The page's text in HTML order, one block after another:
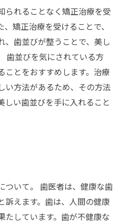
られることなく矯正治療を受
矯正治療を受けることで、
、歯並びが整うことで、美し
歯並びを気にされている方
ことをおすすめします。治療
い方法があるため、その方法
しい歯並びを手に入れること
ついて。 歯医者は、健康な歯
訴えます。歯は、人間の健康
たしています。歯が不健康な